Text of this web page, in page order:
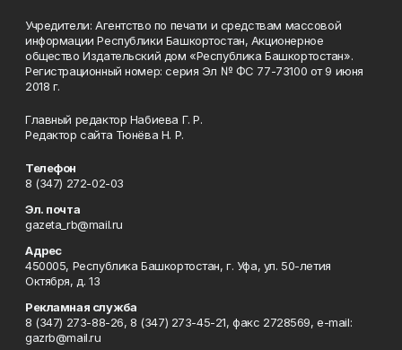
Учредители: Агентство по печати и средствам массовой
информации Республики Башкортостан, Акционерное
общество Издательский дом «Республика Башкортостан».
Регистрационный номер: серия Эл № ФС 77-73100 от 9 июня
2018 г.
Главный редактор Набиева Г. Р.
Редактор сайта Тюнёва Н. Р.
Телефон
8 (347) 272-02-03
Эл. почта
gazeta_rb@mail.ru
Адрес
450005, Республика Башкортостан, г. Уфа, ул. 50-летия
Октября, д. 13
Рекламная служба
8 (347) 273-88-26, 8 (347) 273-45-21, факс 2728569, e-mail:
gazrb@mail.ru